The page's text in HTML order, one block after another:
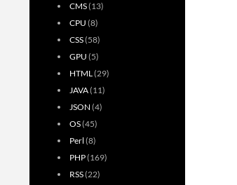
CMS(13)
CPU (8)
CSS(58)
GPU (5)
HTML(29)
JAVA(11)
JSON (4)
OS(45)
Perl (8)
PHP(169)
RSS(22)